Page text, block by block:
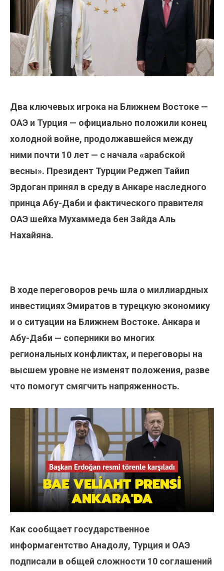
Два ключевых игрока на Ближнем Востоке —
ОАЭ и Турция — официально положили конец
холодной войне, продолжавшейся между
ними почти 10 лет — с начала «арабской
весны». Президент Турции Реджеп Тайип
Эрдоган принял в среду в Анкаре наследного
принца Абу-Даби и фактического правителя
ОАЭ шейха Мухаммеда бен Зайда Аль
Нахайяна.
В ходе переговоров речь шла о миллиардных
инвестициях Эмиратов в турецкую экономику
и о ситуации на Ближнем Востоке. Анкара и
Абу-Даби — соперники во многих
региональных конфликтах, и переговоры на
высшем уровне не изменят положения, разве
что помогут смягчить напряженность.
Как сообщает государственное
информагентство Анадолу, Турция и ОАЭ
подписали в общей сложности 10 соглашений